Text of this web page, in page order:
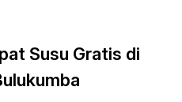
Susu Gratis di